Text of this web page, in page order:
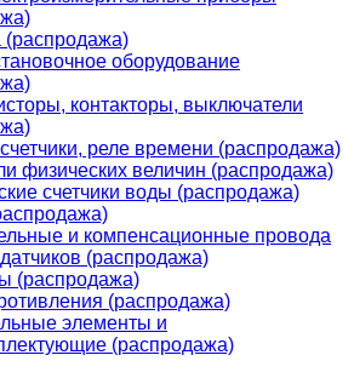
(распродажа)
оборудование
контакторы, выключатели
реле времени (распродажа)
физических величин (распродажа)
счетчики воды (распродажа)
и компенсационные провода
(распродажа)
(распродажа)
(распродажа)
элементы и
(распродажа)